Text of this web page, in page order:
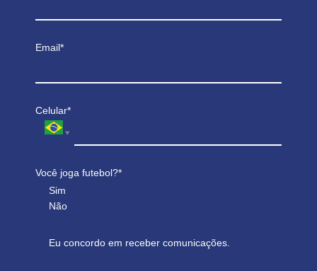
Email*
Celular*
Você joga futebol?*
Sim
Não
Eu concordo em receber comunicações.